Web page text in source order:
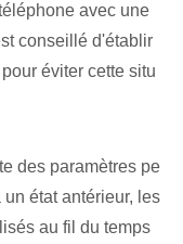
avec une
conseillé d'établir
éviter cette situ
des paramètres pe
état antérieur, les
au fil du temps